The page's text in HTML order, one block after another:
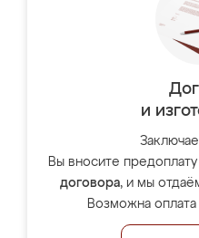
и
Вы вносите
договора, и мы
Возможна